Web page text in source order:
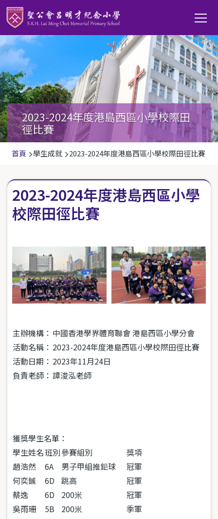
移至主內容
Main
2023-2024年度港島西區小學校際田
徑比賽
導
連
結
首頁 學生成就 2023-2024年度港島西區小學校際田徑比賽
2023-2024年度港島西區小學
校際田徑比賽
主辦機構： 中國香港學界體育聯會 港島西區小學分會
活動名稱： 2023-2024年度港島西區小學校際田徑比賽
活動日期： 2023年11月24日
負責老師： 譚浚泓老師
獲獎學生名單：
學生姓名班別參賽組別
獎項
趙浩然
6A 男子甲組推鉛球
冠軍
何奕鋮
6D 跳高
冠軍
蔡逸
6D 200米
冠軍
吳雨珊
5B 200米
季軍